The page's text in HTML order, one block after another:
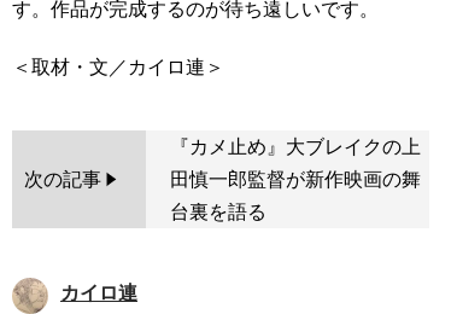
す。作品が完成するのが待ち遠しいです。
次の記事
『カメ止め』大ブレイクの上
田慎一郎監督が新作映画の舞
台裏を語る
カイロ連